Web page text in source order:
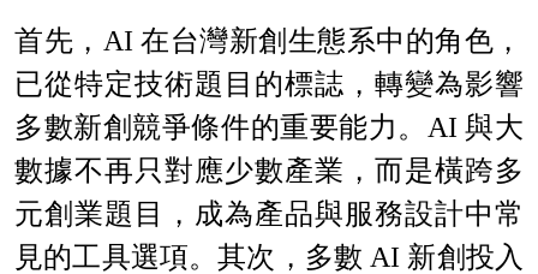
首先，AI 在台灣新創生態系中的角色，
已從特定技術題目的標誌，轉變為影響
多數新創競爭條件的重要能力。AI 與大
數據不再只對應少數產業，而是橫跨多
元創業題目，成為產品與服務設計中常
見的工具選項。其次，多數 AI 新創投入